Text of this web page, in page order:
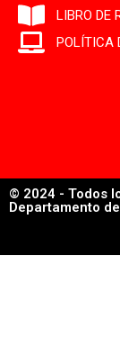
LIBRO DE
POLÍTICA
© 2024 - Todos
Departamento